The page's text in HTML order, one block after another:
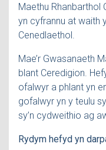
Maethu Rhanbarthol
yn cyfrannu at waith
Cenedlaethol.
Mae’r Gwasanaeth
blant Ceredigion.
ofalwyr a phlant yn
gofalwyr yn y teulu
sy’n cydweithio ag
Rydym hefyd yn